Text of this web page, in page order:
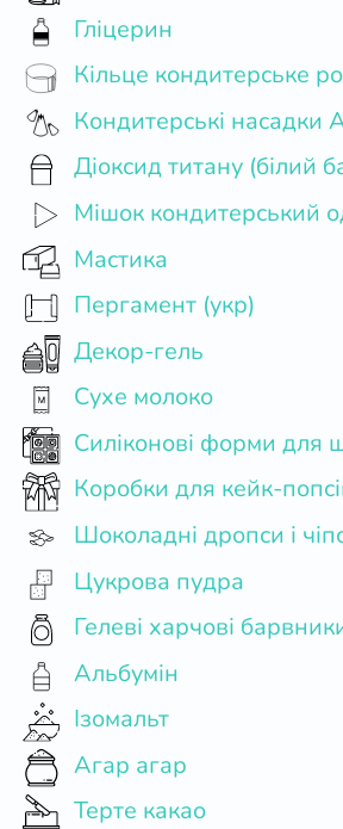
Гліцерин
Кільце кондитерське
Кондитерські насадки
Діоксид титану (білий
Мішок кондитерський
Мастика
Пергамент (укр)
Декор-гель
Сухе молоко
Силіконові форми для
Коробки для кейк-
Шоколадні дропси і
Цукрова пудра
Гелеві харчові
Альбумін
Ізомальт
Агар агар
Терте какао